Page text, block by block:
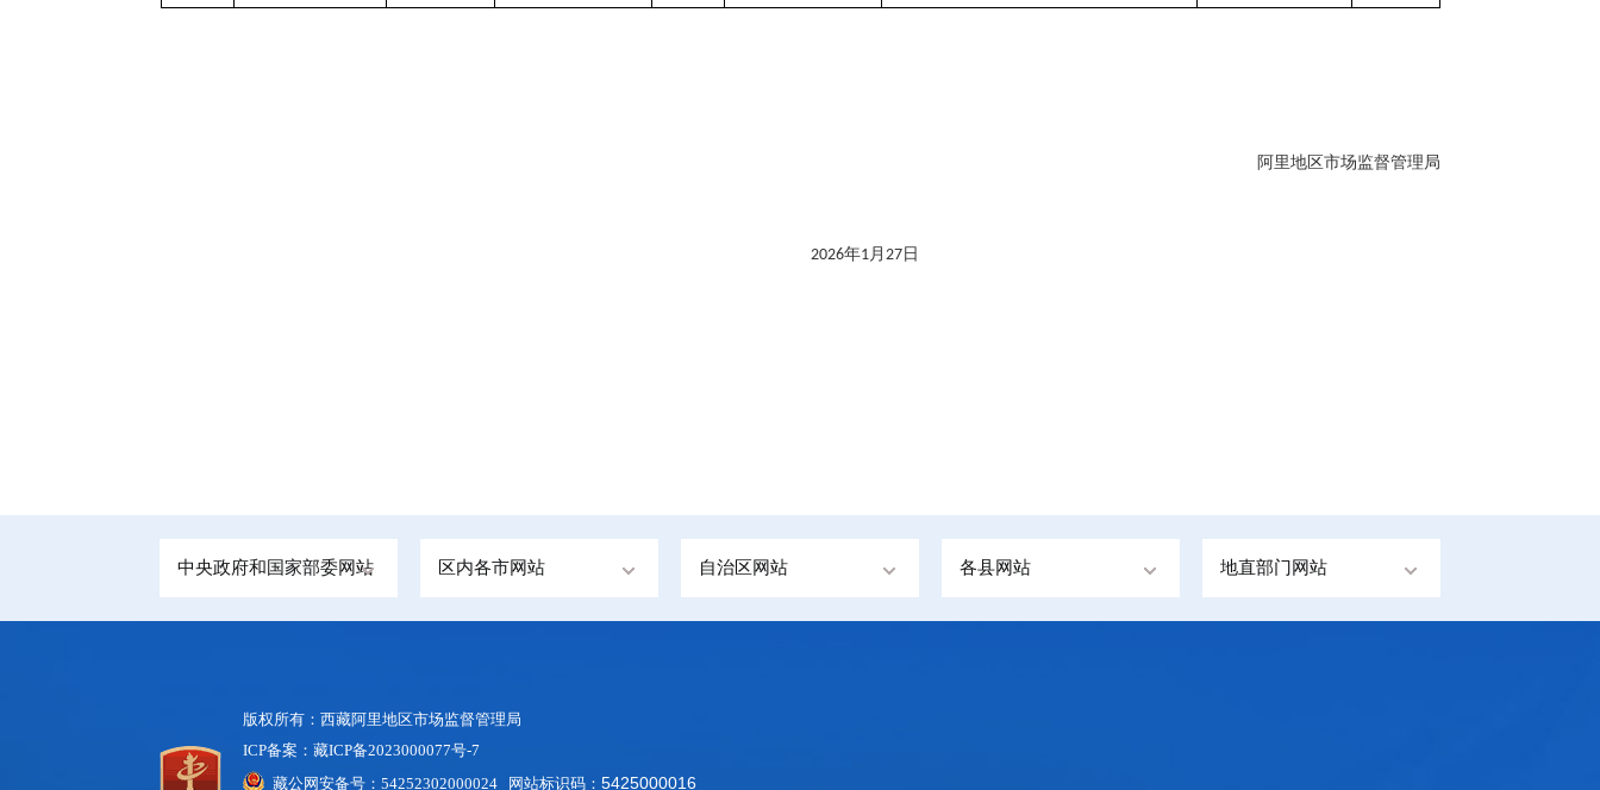
阿里地区市场监督管理局
2026年1月 27日
中央政府和国家部委网站 区内各市网站 自治区网站 各县网站 地直部门网站
版权所有：西藏阿里地区市场监督管理局
ICP备案：藏ICP备2023000077号-7
藏公网安备号：54252302000024 网站标识码：5425000016